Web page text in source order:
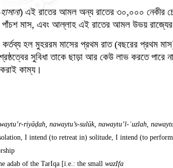
) এই রাতের আমল অন্য রাতের ৩০,০০০ নেকীর
মাস, এবং আল্লাহ এই রাতের আমল উভয় রাজ্যের
হল মুহররম মাসের প্রথম রাত (বছরের প্রথম
সুবিধা তাকে ছাড়া আর কেউ লাভ করতে পারে
কাম্য।”
riyāḍah, nawaytu’s-sulūk, nawaytu’l-ʿuzlah,
I intend (to retreat in) solitude, I intend (to
adab of the TarIqa [i.e.: the smallwazIfa